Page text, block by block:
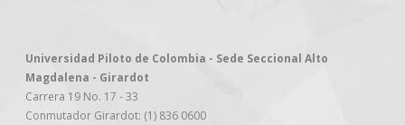
Universidad Piloto de Colombia - Sede Seccional Alto
Magdalena - Girardot
Carrera 19 No. 17 - 33
Conmutador Girardot: (1) 836 0600